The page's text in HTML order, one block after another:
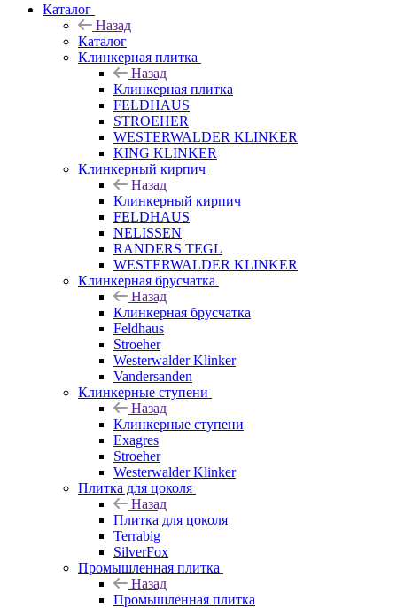
Каталог
Назад
Каталог
Клинкерная плитка
Назад
Клинкерная плитка
FELDHAUS
STROEHER
WESTERWALDER KLINKER
KING KLINKER
Клинкерный кирпич
Назад
Клинкерный кирпич
FELDHAUS
NELISSEN
RANDERS TEGL
WESTERWALDER KLINKER
Клинкерная брусчатка
Назад
Клинкерная брусчатка
Feldhaus
Stroeher
Westerwalder Klinker
Vandersanden
Клинкерные ступени
Назад
Клинкерные ступени
Exagres
Stroeher
Westerwalder Klinker
Плитка для цоколя
Назад
Плитка для цоколя
Terrabig
SilverFox
Промышленная плитка
Назад
Промышленная плитка